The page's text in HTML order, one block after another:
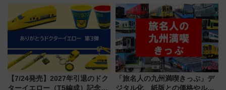
【7/24発売】2027年引退のドク
ターイエロー（T5編成）記念グ
「旅名人の九州満喫きっぷ」デ
ジタル化 紙版との価格やルー